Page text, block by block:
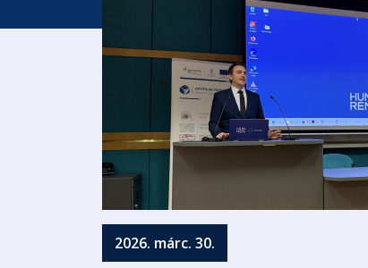
2026. márc. 30.